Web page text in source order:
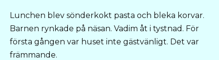
Lunchen blev sönderkokt pasta och bleka korvar.
Barnen rynkade på näsan. Vadim åt i tystnad. För
första gången var huset inte gästvänligt. Det var
främmande.